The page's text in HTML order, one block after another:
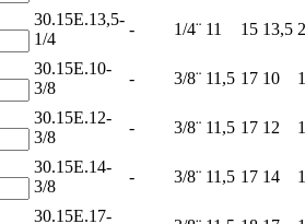
30.15E.13,5-
1/4
- 1/4¨ 11 15 13,5
30.15E.10-
3/8
- 3/8¨ 11,5 17 10
30.15E.12-
3/8
- 3/8¨ 11,5 17 12
30.15E.14-
3/8
- 3/8¨ 11,5 17 14
30.15E.17-